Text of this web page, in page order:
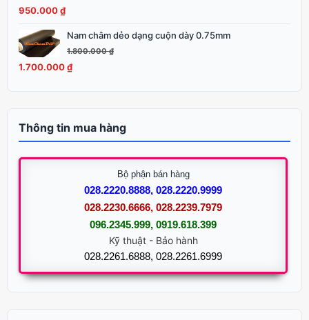
1.050.000 ₫.
950.000₫
là:
950.000 ₫.
Nam châm dẻo dạng cuộn dày 0.75mm
1.800.000₫
Giá
gốc
là:
1.700.000₫
Giá
hiện
tại
Thông tin mua hàng
Bộ phận bán hàng
028.2220.8888, 028.2220.9999
028.2230.6666, 028.2239.7979
096.2345.999, 0919.618.399
Kỹ thuật - Bảo hành
028.2261.6888, 028.2261.6999